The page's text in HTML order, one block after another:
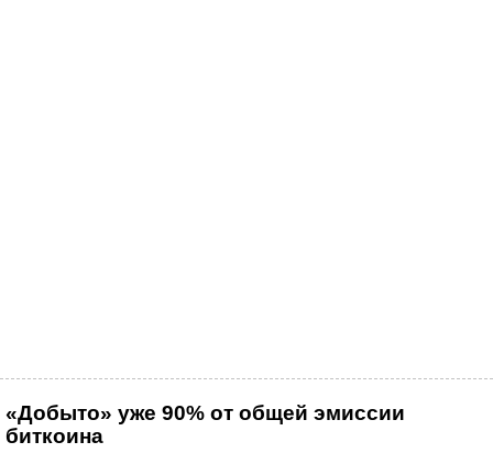
«Добыто» уже 90% от общей эмиссии
биткоина